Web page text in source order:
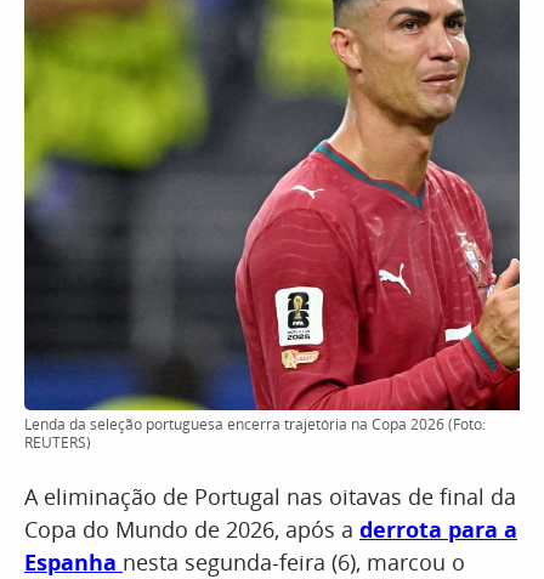
Lenda da seleção portuguesa encerra trajetória na Copa 2026 (Foto:
REUTERS)
A eliminação de Portugal nas oitavas de final da
Copa do Mundo de 2026, após a derrota para a
Espanha nesta segunda-feira (6), marcou o